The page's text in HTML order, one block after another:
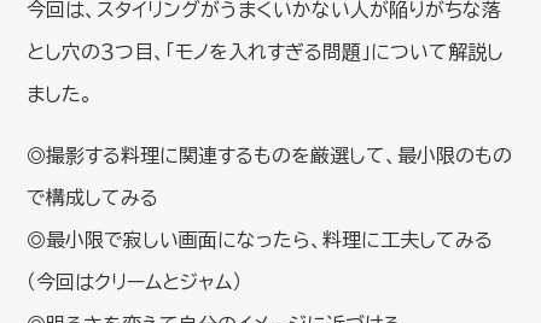
今回は、スタイリングがうまくいかない人が陥りがちな落
とし穴の３つ目、「モノを入れすぎる問題」について解説し
ました。
◎撮影する料理に関連するものを厳選して、最小限のもの
で構成してみる
◎最小限で寂しい画面になったら、料理に工夫してみる
（今回はクリームとジャム）